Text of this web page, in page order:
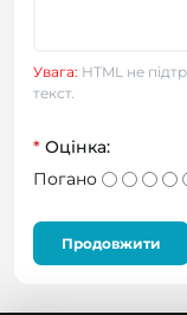
Увага: HTML не
текст.
* Оцінка:
Погано
Продовжити